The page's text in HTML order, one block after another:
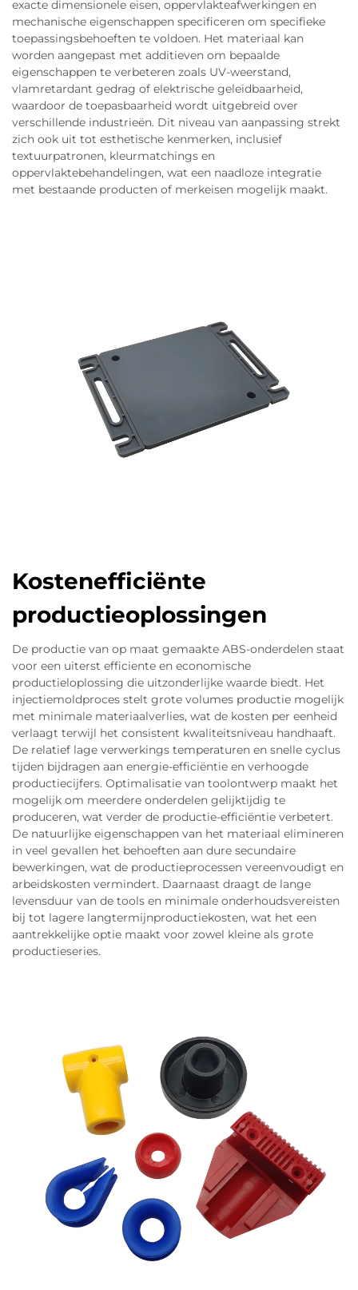
exacte dimensionele eisen, oppervlakteafwerkingen en
mechanische eigenschappen specificeren om specifieke
toepassingsbehoeften te voldoen. Het materiaal kan
worden aangepast met additieven om bepaalde
eigenschappen te verbeteren zoals UV-weerstand,
vlamretardant gedrag of elektrische geleidbaarheid,
waardoor de toepasbaarheid wordt uitgebreid over
verschillende industrieën. Dit niveau van aanpassing strekt
zich ook uit tot esthetische kenmerken, inclusief
textuurpatronen, kleurmatchings en
oppervlaktebehandelingen, wat een naadloze integratie
met bestaande producten of merkeisen mogelijk maakt.
Kostenefficiënte
productieoplossingen
De productie van op maat gemaakte ABS-onderdelen staat
voor een uiterst efficiente en economische
productieloplossing die uitzonderlijke waarde biedt. Het
injectiemoldproces stelt grote volumes productie mogelijk
met minimale materiaalverlies, wat de kosten per eenheid
verlaagt terwijl het consistent kwaliteitsniveau handhaaft.
De relatief lage verwerkings temperaturen en snelle cyclus
tijden bijdragen aan energie-efficiëntie en verhoogde
productiecijfers. Optimalisatie van toolontwerp maakt het
mogelijk om meerdere onderdelen gelijktijdig te
produceren, wat verder de productie-efficiëntie verbetert.
De natuurlijke eigenschappen van het materiaal elimineren
in veel gevallen het behoeften aan dure secundaire
bewerkingen, wat de productieprocessen vereenvoudigt en
arbeidskosten vermindert. Daarnaast draagt de lange
levensduur van de tools en minimale onderhoudsvereisten
bij tot lagere langtermijnproductiekosten, wat het een
aantrekkelijke optie maakt voor zowel kleine als grote
productieseries.